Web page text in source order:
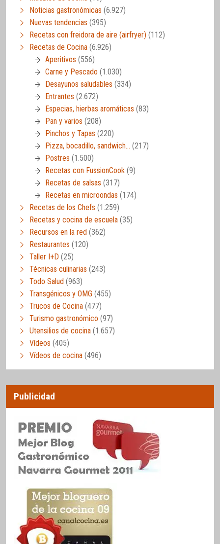
Noticias gastronómicas (6.927)
Nuevas tendencias (395)
Recetas con freidora de aire (airfryer) (112)
Recetas de Cocina (6.926)
Aperitivos (556)
Carne y Pescado (1.030)
Desayunos saludables (334)
Entrantes (2.672)
Especias, hierbas aromáticas (83)
Pan y varios (208)
Pinchos y Tapas (220)
Pizza, bocadillo, sandwich… (217)
Postres (1.500)
Recetas con FussionCook (9)
Recetas de salsas (317)
Recetas en microondas (174)
Recetas de los Chefs (1.259)
Recetas y cocina de escuela (35)
Recursos en la red (362)
Restaurantes (120)
Taller I+D (25)
Técnicas culinarias (243)
Todo Salud (963)
Transgénicos y OMG (455)
Trucos de Cocina (477)
Turismo gastronómico (97)
Utensilios de cocina (1.657)
Vídeos (405)
Vídeos de cocina (496)
Publicidad